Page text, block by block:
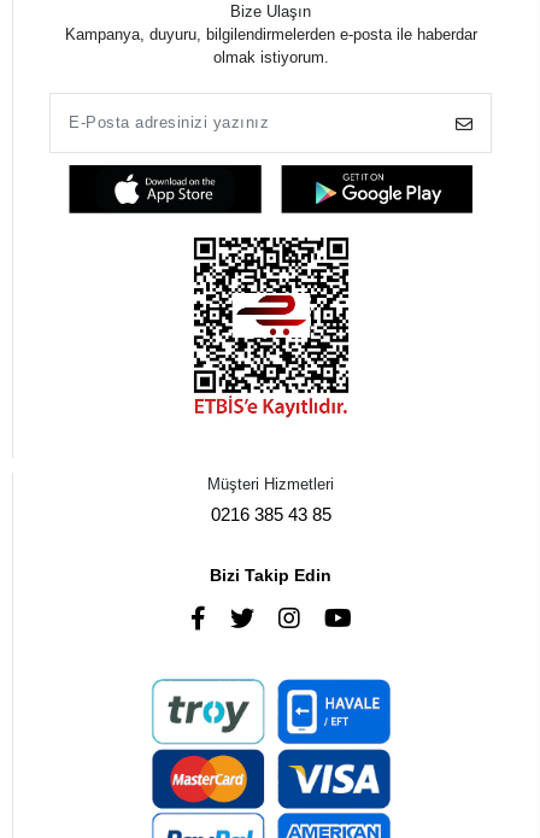
Bize Ulaşın
Kampanya, duyuru, bilgilendirmelerden e-posta ile haberdar
olmak istiyorum.
Müşteri Hizmetleri
0216 385 43 85
Bizi Takip Edin